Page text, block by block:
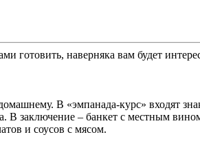
готовить, наверняка вам будет
В «эмпанада-курс» входят
В заключение – банкет с местным
и соусов с мясом.